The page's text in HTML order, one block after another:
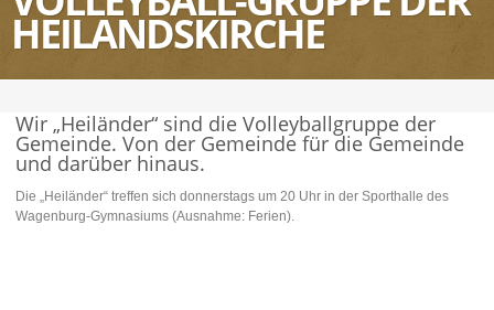
HEILANDSKIRCHE
Wir „Heiländer“ sind die Volleyballgruppe der
Gemeinde. Von der Gemeinde für die Gemeinde
und darüber hinaus.
Die „Heiländer“ treffen sich donnerstags um 20 Uhr in der Sporthalle des
Wagenburg-Gymnasiums (Ausnahme: Ferien).